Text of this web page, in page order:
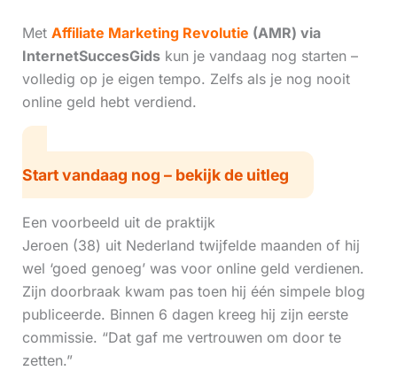
Met Affiliate Marketing Revolutie (AMR) via
InternetSuccesGidskun je vandaag nog starten –
volledig op je eigen tempo. Zelfs als je nog nooit
online geld hebt verdiend.
Start vandaag nog – bekijk de uitleg
Een voorbeeld uit de praktijk
Jeroen (38) uit Nederland twijfelde maanden of hij
wel ‘goed genoeg’ was voor online geld verdienen.
Zijn doorbraak kwam pas toen hij één simpele blog
publiceerde. Binnen 6 dagen kreeg hij zijn eerste
commissie. “Dat gaf me vertrouwen om door te
zetten.”